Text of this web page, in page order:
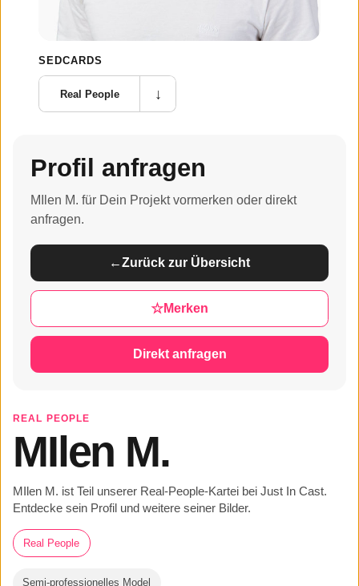
SEDCARDS
Real People ↓
Profil anfragen
MIlen M. für Dein Projekt vormerken oder direkt
anfragen.
←Zurück zur Übersicht
☆Merken
Direkt anfragen
REAL PEOPLE
MIlen M.
MIlen M. ist Teil unserer Real-People-Kartei bei Just In Cast.
Entdecke sein Profil und weitere seiner Bilder.
Real People
Semi-professionelles Model